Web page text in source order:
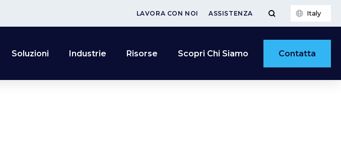
LAVORA CON NOI ASSISTENZA Italy
Soluzioni Industrie Risorse Scopri Chi Siamo Contatta